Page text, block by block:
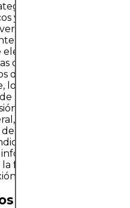
bien documentada,
y analizar con atención
en estas acciones
períodos de
elegir el momento
durante las
de entrada y salidaEl
inversores deberían
la desaceleración
Las estrategias de
deben ejecutarse
inicio de la contracción.
económicos
del mercado
forma de la curva de
del Momento de